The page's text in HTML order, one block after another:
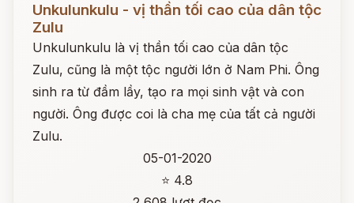
Unkulunkulu - vị thần tối cao của dân tộc
Zulu
Unkulunkulu là vị thần tối cao của dân tộc
Zulu, cũng là một tộc người lớn ở Nam Phi. Ông
sinh ra từ đầm lầy, tạo ra mọi sinh vật và con
người. Ông được coi là cha mẹ của tất cả người
Zulu.
05-01-2020
⭐ 4.8